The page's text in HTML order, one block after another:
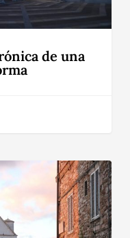
de una